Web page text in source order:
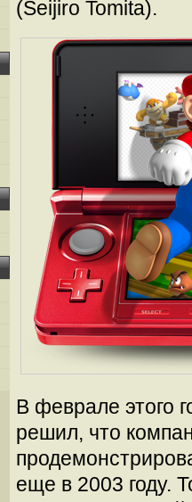
(Seijiro Tomita).
В феврале этого
решил, что
еще в 2003 году.